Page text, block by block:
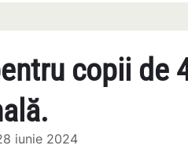
copii de
iunie 2024